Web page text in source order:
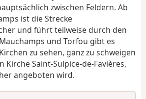
o
zwischen Feldern. Ab
ist die Strecke
und führt teilweise durch den
und Torfou gibt es
zu sehen, ganz zu schweigen
Kirche Saint-Sulpice-de-Favières,
angeboten wird.